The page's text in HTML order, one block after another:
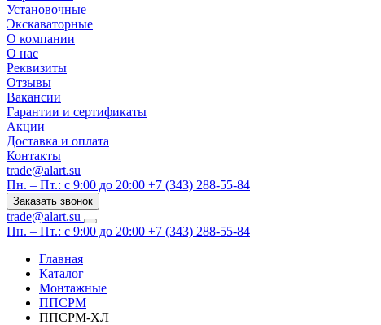
Установочные
Экскаваторные
О компании
О нас
Реквизиты
Отзывы
Вакансии
Гарантии и сертификаты
Акции
Доставка и оплата
Контакты
trade@alart.su
Пн. – Пт.: с 9:00 до 20:00 +7 (343) 288-55-84
Заказать звонок
trade@alart.su
Пн. – Пт.: с 9:00 до 20:00 +7 (343) 288-55-84
Главная
Каталог
Монтажные
ППСРМ
ППСРМ-ХЛ